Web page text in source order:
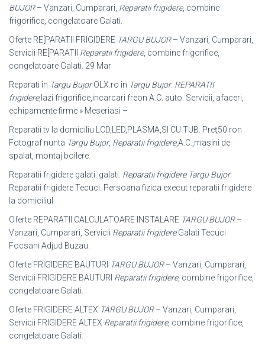
BUJOR– Vanzari, Cumparari, Reparatii frigidere, combine
frigorifice, congelatoare Galati.
Oferte RE[PARATII FRIGIDERE TARGU BUJOR– Vanzari, Cumparari,
Servicii RE[PARATII Reparatii frigidere, combine frigorifice,
congelatoare Galati. 29 Mar
Reparati în Targu BujorOLX.ro în Targu Bujor. REPARATII
frigidere,lazi frigorifice,incarcari freon A.C. auto. Servicii, afaceri,
echipamente firme » Meseriasi –
Reparatii tv la domiciliu LCD,LED,PLASMA,SI CU TUB. Preţ50 ron
Fotograf nunta Targu Bujor, Reparatii frigidere,A.C.,masini de
spalat, montaj boilere.
Reparatii frigidere galati. galati. Reparatii frigidere Targu Bujor:
Reparatii frigidere Tecuci. Persoana fizica execut reparatii frigidere
la domiciliul
Oferte REPARATII CALCULATOARE INSTALARE TARGU BUJOR–
Vanzari, Cumparari, Servicii Reparatii frigidereGalati Tecuci
Focsani Adjud Buzau.
Oferte FRIGIDERE BAUTURI TARGU BUJOR– Vanzari, Cumparari,
Servicii FRIGIDERE BAUTURI Reparatii frigidere, combine frigorifice,
congelatoare Galati.
Oferte FRIGIDERE ALTEX TARGU BUJOR– Vanzari, Cumparari,
Servicii FRIGIDERE ALTEX Reparatii frigidere, combine frigorifice,
congelatoare Galati